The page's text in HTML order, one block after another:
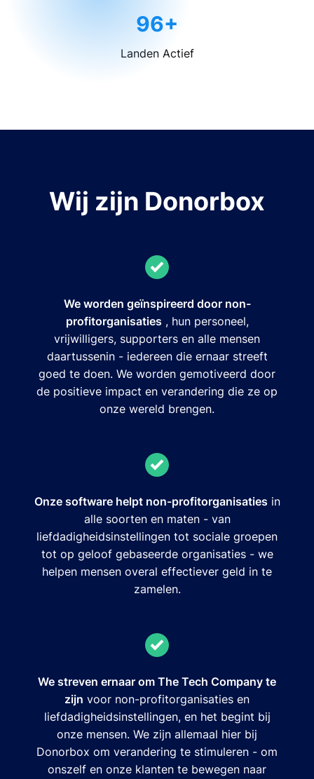
96+
Landen Actief
Wij zijn Donorbox
We worden geïnspireerd door non-
profitorganisaties, hun personeel,
vrijwilligers, supporters en alle mensen
daartussenin - iedereen die ernaar streeft
goed te doen. We worden gemotiveerd door
de positieve impact en verandering die ze op
onze wereld brengen.
Onze software helpt non-profitorganisatiesin
alle soorten en maten - van
liefdadigheidsinstellingen tot sociale groepen
tot op geloof gebaseerde organisaties - we
helpen mensen overal effectiever geld in te
zamelen.
We streven ernaar om The Tech Company te
zijn voor non-profitorganisaties en
liefdadigheidsinstellingen, en het begint bij
onze mensen. We zijn allemaal hier bij
Donorbox om verandering te stimuleren - om
onszelf en onze klanten te bewegen naar